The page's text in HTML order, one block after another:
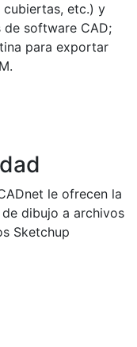
cubiertas, etc.) y
de software CAD;
para exportar
le ofrecen la
dibujo a archivos
Sketchup